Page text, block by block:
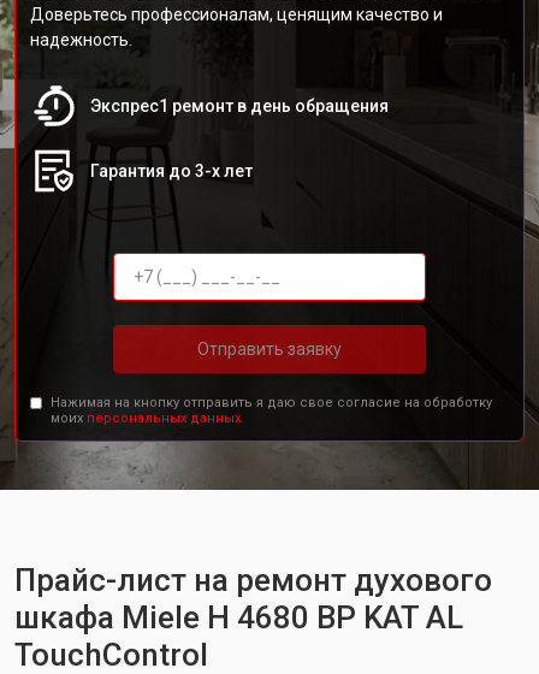
Доверьтесь профессионалам, ценящим качество и
надежность.
Экспрес1 ремонт в день обращения
Гарантия до 3-х лет
Отправить заявку
Нажимая на кнопку отправить я даю свое согласие на обработку
моих персональных данных.
Прайс-лист на ремонт духового
шкафа Miele H 4680 BP KAT AL
TouchControl